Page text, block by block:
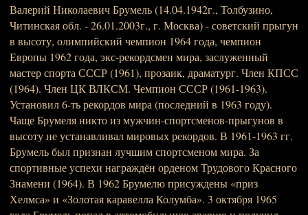
Валерий Николаевич Брумель (14.04.1942г., Толбузино,
Читинская обл. - 26.01.2003г., г. Москва) - советский прыгун
в высоту, олимпийский чемпион 1964 года, чемпион
Европы 1962 года, экс-рекордсмен мира, заслуженный
мастер спорта СССР (1961), прозаик, драматург. Член КПСС
(1964). Член ЦК ВЛКСМ. Чемпион СССР (1961-1963).
Установил 6-ть рекордов мира (последний в 1963 году).
Чаще Брумеля никто из мужчин-спортсменов-прыгунов в
высоту не устанавливал мировых рекордов. В 1961-1963 гг.
Брумель был признан лучшим спортсменом мира. За
спортивные успехи награждён орденом Трудового Красного
Знамени (1964). В 1962 Брумелю присуждены «приз
Хелмса» и «Золотая каравелла Колумба». 3 октября 1965